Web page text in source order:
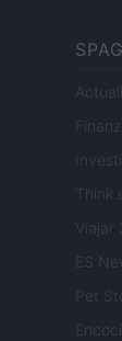
Viajar
ES
Pet